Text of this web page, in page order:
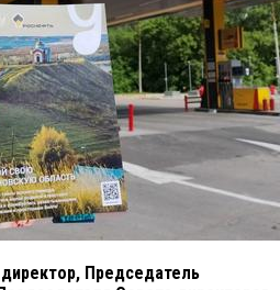
Председатель